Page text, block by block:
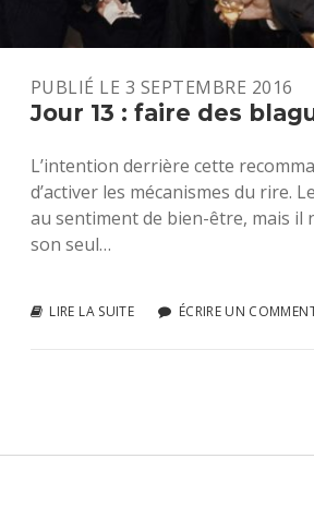
V
E
R
E
S
T
N
PUBLIÉ LE 3 SEPTEMBRE 2016
Jour 13 : faire des
L’intention derrière cette
d’activer les mécanismes du rire.
au sentiment de bien-être, mais il
son seul…
LIRE LA SUITE ÉCRIRE UN